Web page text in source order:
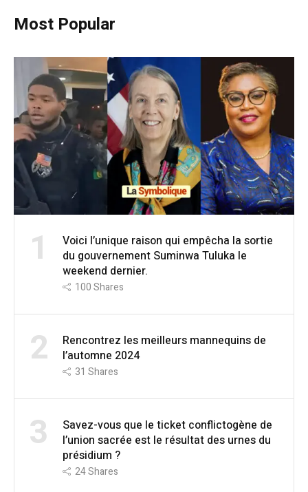
Most Popular
1
Voici l’unique raison qui empêcha la sortie
du gouvernement Suminwa Tuluka le
weekend dernier.
100Shares
2
Rencontrez les meilleurs mannequins de
l’automne 2024
31 Shares
3
Savez-vous que le ticket conflictogène de
l’union sacrée est le résultat des urnes du
présidium ?
24Shares